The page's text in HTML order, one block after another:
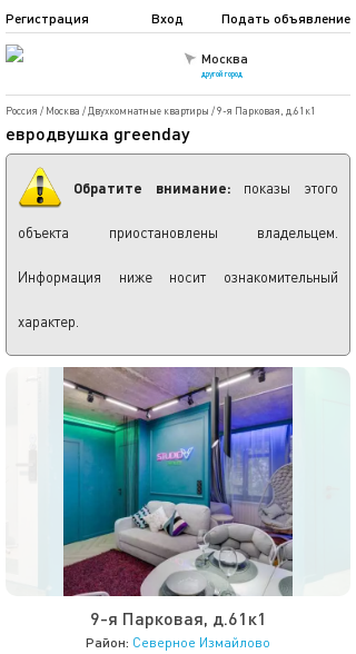
Москва
другой город
Подать объявление
Регистрация Вход
Россия / Москва / Двухкомнатные квартиры /9-я Парковая, д.61к1
евродвушка greenday
Обратите внимание: показы этого
объекта приостановлены владельцем.
Информация ниже носит ознакомительный
характер.
9-я Парковая, д.61к1
Район: Северное Измайлово